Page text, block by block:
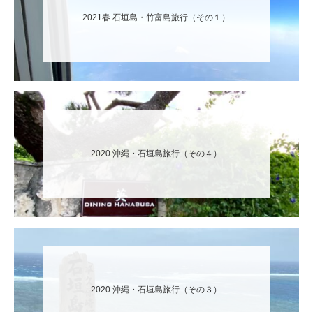
2021春 石垣島・竹富島旅行（その１）
2020 沖縄・石垣島旅行（その４）
2020 沖縄・石垣島旅行（その３）